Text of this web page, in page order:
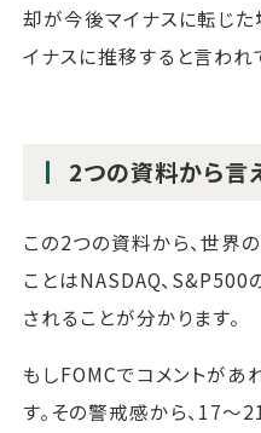
却が今後マイナスに転じ
イナスに推移すると言われ
2つの資料から言
この2つの資料から、世界
ことはNASDAQ、
されることが分かります。
もしFOMCでコメントがあ
す。その警戒感から、17